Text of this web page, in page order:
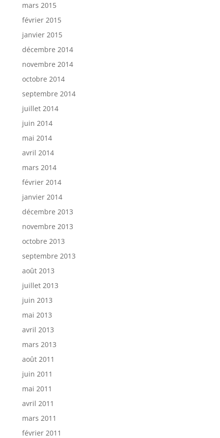
mars 2015
février 2015
janvier 2015
décembre 2014
novembre 2014
octobre 2014
septembre 2014
juillet 2014
juin 2014
mai 2014
avril 2014
mars 2014
février 2014
janvier 2014
décembre 2013
novembre 2013
octobre 2013
septembre 2013
août 2013
juillet 2013
juin 2013
mai 2013
avril 2013
mars 2013
août 2011
juin 2011
mai 2011
avril 2011
mars 2011
février 2011